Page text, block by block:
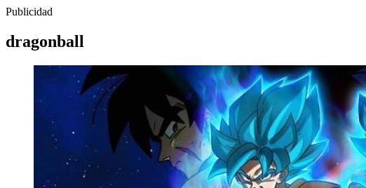
Publicidad
dragonball